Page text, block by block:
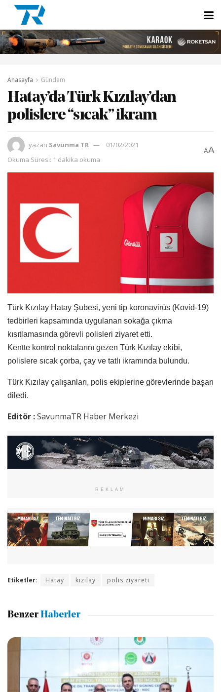
Anasayfa Gündem
Hatay’da Türk Kızılay’dan
polislere “sıcak” ikram
yazan Savunma TR
01/02/2021
Okuma Süresi: 1 dakika okuma
AA
Türk Kızılay Hatay Şubesi, yeni tip koronavirüs (Kovid-19)
tedbirleri kapsamında uygulanan sokağa çıkma
kısıtlamasında görevli polisleri ziyaret etti.
Kentte kontrol noktalarını gezen Türk Kızılay ekibi,
polislere sıcak çorba, çay ve tatlı ikramında bulundu.
Türk Kızılay çalışanları, polis ekiplerine görevlerinde başarı
diledi.
Editör :SavunmaTR Haber Merkezi
REKLAM
Etiketler: Hatay kızılay polis ziyareti
Benzer Haberler